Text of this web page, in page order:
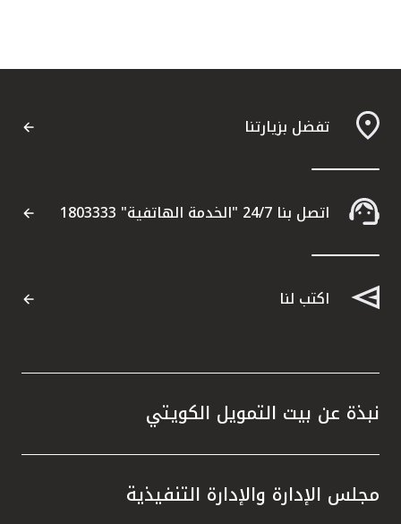
تفضل بزيارتنا
اتصل بنا 24/7 "الخدمة الهاتفية" 1803333
اكتب لنا
نبذة عن بيت التمويل الكويتي
مجلس الإدارة والإدارة التنفيذية